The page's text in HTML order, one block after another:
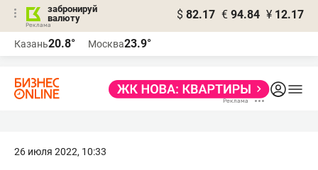
забронируй
валюту
$ 82.17 € 94.84 ¥ 12.17
Казань20.8° Москва23.9°
26 июля 2022, 10:33